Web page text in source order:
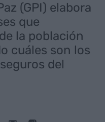
(GPI) elabora
que
la población
cuáles son los
del